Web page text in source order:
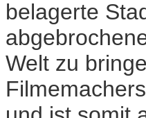
belagerte
Welt zu